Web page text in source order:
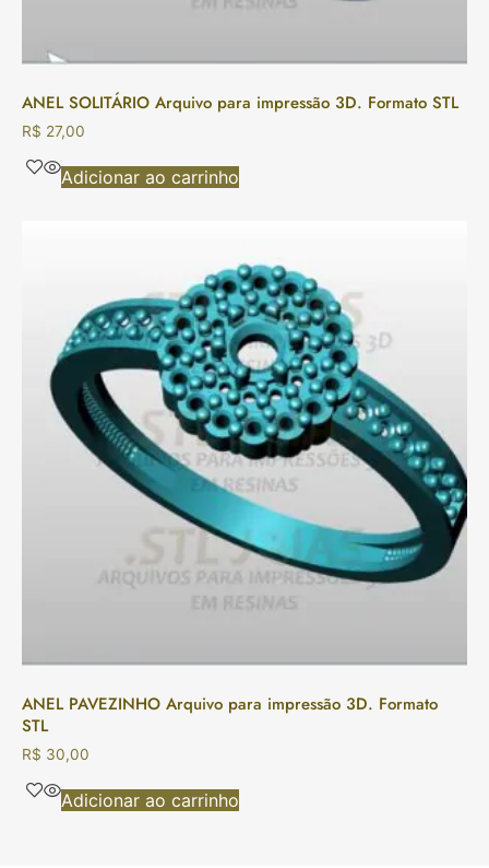
ANEL SOLITÁRIO Arquivo para impressão 3D. Formato STL
R$ 27,00
Adicionar ao carrinho
ANEL PAVEZINHO Arquivo para impressão 3D. Formato
STL
R$ 30,00
Adicionar ao carrinho